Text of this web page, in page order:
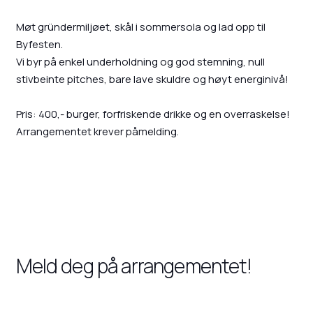
Møt gründermiljøet, skål i sommersola og lad opp til
Byfesten.
Vi byr på enkel underholdning og god stemning, null
stivbeinte pitches, bare lave skuldre og høyt energinivå!
Pris: 400,- burger, forfriskende drikke og en overraskelse!
Arrangementet krever påmelding.
Meld deg på arrangementet!